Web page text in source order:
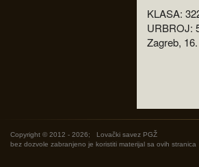
KLASA:
URBROJ:
Zagreb,
Copyright © 2012 - 2026; Lovački savez PGŽ
bez dozvole zabranjeno je koristiti materijal sa ovih stranica